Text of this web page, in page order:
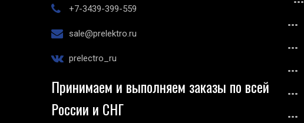
+7-3439-399-559
sale@prelektro.ru
prelectro_ru
Принимаем и выполняем заказы по всей
России и СНГ